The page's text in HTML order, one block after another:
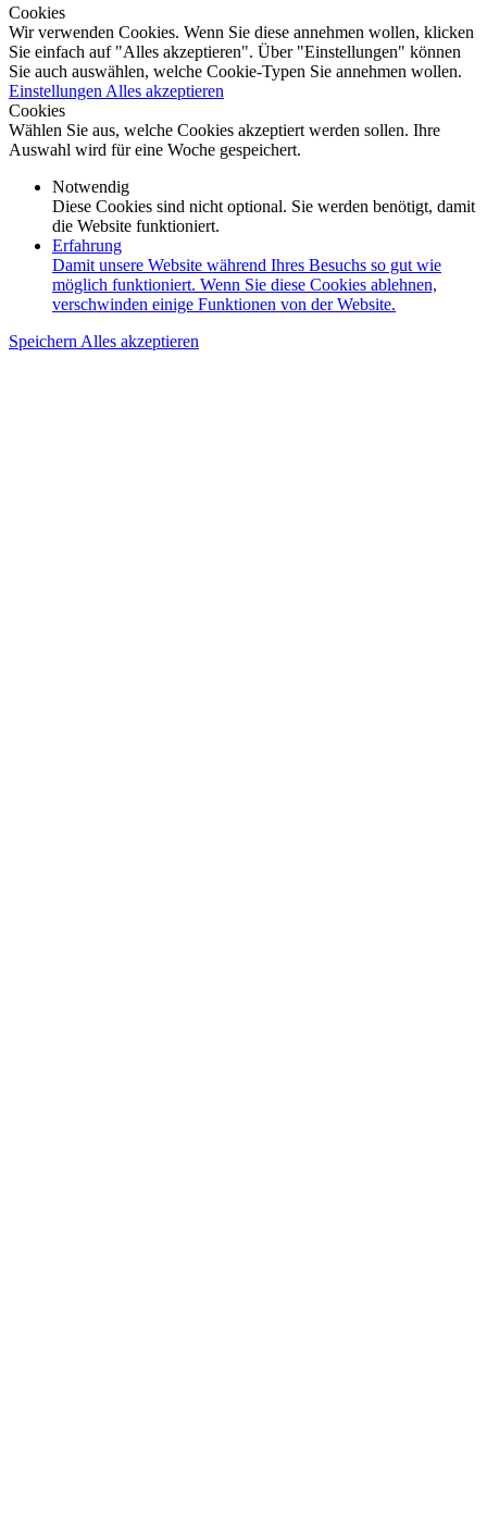
Cookies
Wir verwenden Cookies. Wenn Sie diese annehmen wollen, klicken
Sie einfach auf "Alles akzeptieren". Über "Einstellungen" können
Sie auch auswählen, welche Cookie-Typen Sie annehmen wollen.
Einstellungen Alles akzeptieren
Cookies
Wählen Sie aus, welche Cookies akzeptiert werden sollen. Ihre
Auswahl wird für eine Woche gespeichert.
Notwendig
Diese Cookies sind nicht optional. Sie werden benötigt, damit
die Website funktioniert.
Erfahrung
Damit unsere Website während Ihres Besuchs so gut wie
möglich funktioniert. Wenn Sie diese Cookies ablehnen,
verschwinden einige Funktionen von der Website.
Speichern Alles akzeptieren